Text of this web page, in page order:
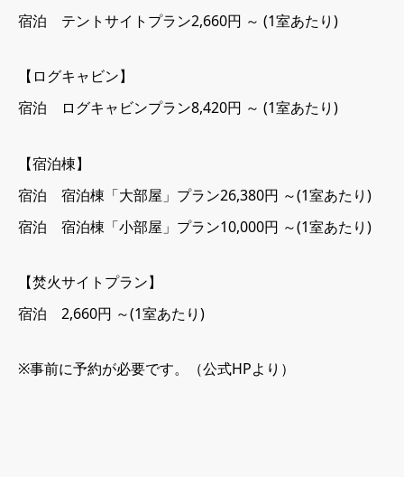
宿泊 テントサイトプラン2,660円 ～ (1室あたり)
【ログキャビン】
宿泊 ログキャビンプラン8,420円 ～ (1室あたり)
【宿泊棟】
宿泊 宿泊棟「大部屋」プラン26,380円 ～(1室あたり)
宿泊 宿泊棟「小部屋」プラン10,000円 ～(1室あたり)
【焚火サイトプラン】
宿泊 2,660円 ～(1室あたり)
※事前に予約が必要です。（公式HPより）